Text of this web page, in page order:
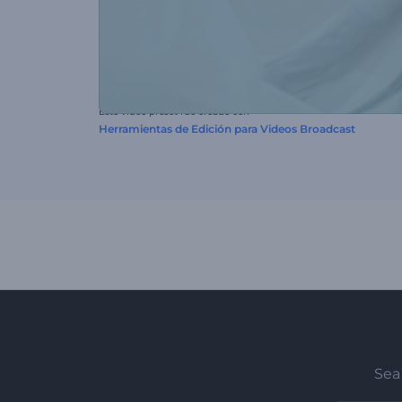
Este video preset fue creado con
Herramientas de Edición para Videos Broadcast